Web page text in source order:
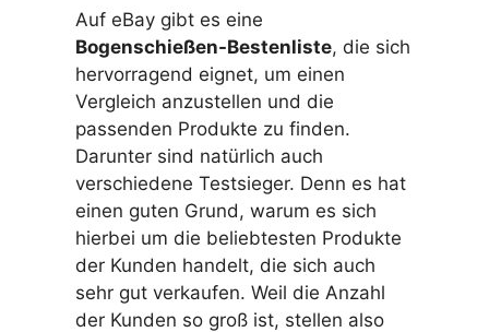
Auf eBay gibt es eine
Bogenschießen-Bestenliste, die sich
hervorragend eignet, um einen
Vergleich anzustellen und die
passenden Produkte zu finden.
Darunter sind natürlich auch
verschiedene Testsieger. Denn es hat
einen guten Grund, warum es sich
hierbei um die beliebtesten Produkte
der Kunden handelt, die sich auch
sehr gut verkaufen. Weil die Anzahl
der Kunden so groß ist, stellen also